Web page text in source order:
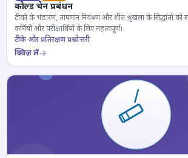
कोल्ड चेन प्रबंधन
टीकों के भंडारण, तापमान नियंत्रण और शीत श्रृंखला के सिद्धांतों को
कर्मियों और परीक्षार्थियों के लिए महत्वपूर्ण।
टीके और प्रतिरक्षण प्रश्नोत्तरी
क्विज़ लें